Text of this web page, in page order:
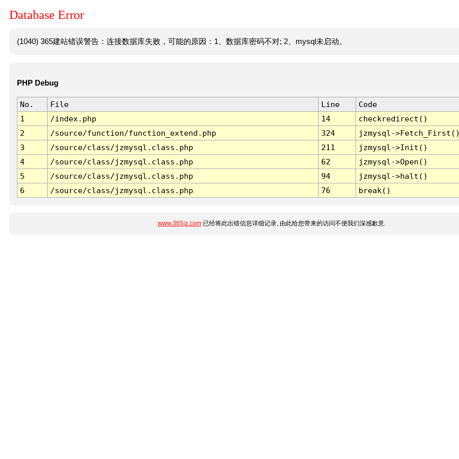
Database Error
(1040) 365建站错误警告：连接数据库失败，可能的原因：1、数据库密码不对; 2、mysql未启动。
PHP Debug
No. File Line
Code
1
/index.php 14
checkredirect()
2
/source/function/function_extend.php 324
jzmysql-
3
/source/class/jzmysql.class.php 211
jzmysql->Init()
4
/source/class/jzmysql.class.php 62
jzmysql->Open()
5
/source/class/jzmysql.class.php 94
jzmysql->halt()
6
/source/class/jzmysql.class.php 76 break()
www.365jz.com已经将此出错信息详细记录, 由此给您带来的访问不便我们深感歉意.